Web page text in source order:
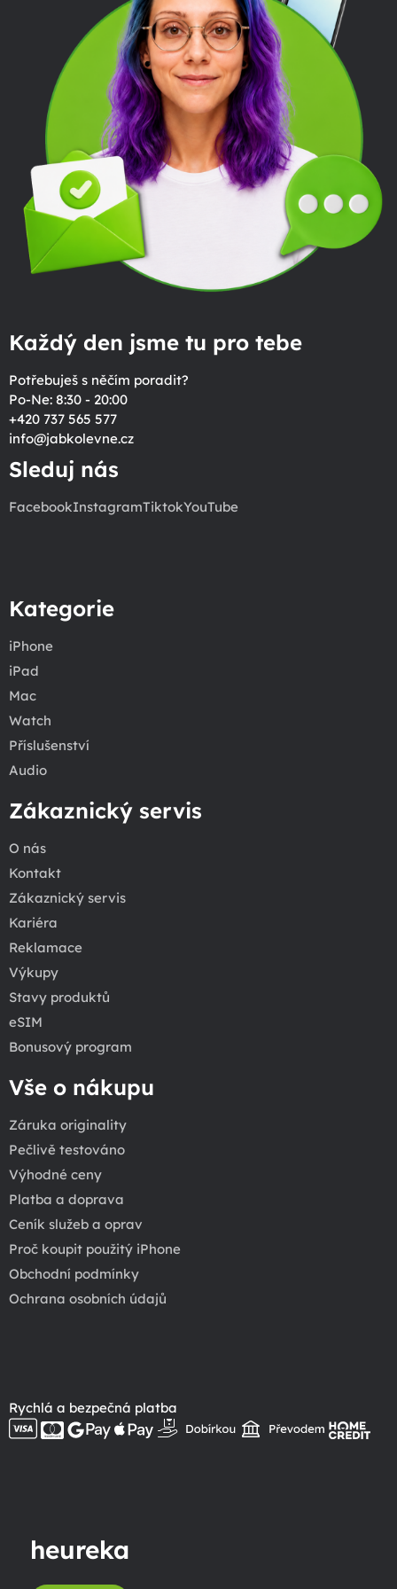
Každý den jsme tu pro tebe
Potřebuješ s něčím poradit?
Po-Ne: 8:30 - 20:00
+420 737 565 577
info@jabkolevne.cz
Sleduj nás
FacebookInstagramTiktokYouTube
Kategorie
iPhone
iPad
Mac
Watch
Příslušenství
Audio
Zákaznický servis
O nás
Kontakt
Zákaznický servis
Kariéra
Reklamace
Výkupy
Stavy produktů
eSIM
Bonusový program
Vše o nákupu
Záruka originality
Pečlivě testováno
Výhodné ceny
Platba a doprava
Ceník služeb a oprav
Proč koupit použitý iPhone
Obchodní podmínky
Ochrana osobních údajů
Rychlá a bezpečná platba
heureka